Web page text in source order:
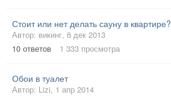
Стоит или нет делать сауну в квартире?
Автор: викинг, 6 дек 2013
10 ответов 1 333 просмотра
Обои в туалет
Автор: Lizi, 1 апр 2014